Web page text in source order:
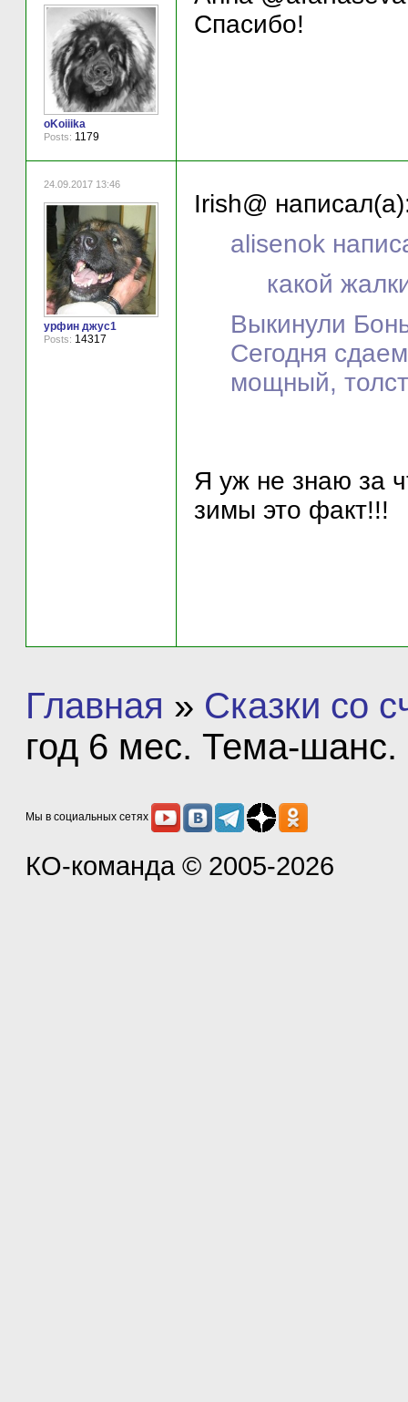
oKoiiika
Posts: 1179
Спасибо!
24.09.2017 13:46
урфин джус1
Posts: 14317
Irish@
alisenok
какой
Выкинули
Сегодня
мощный,
Я уж не знаю за
зимы это факт!!!
Главная » Сказки со
год 6 мес. Тема-
Мы в социальных сетях
КО-команда © 2005-2026